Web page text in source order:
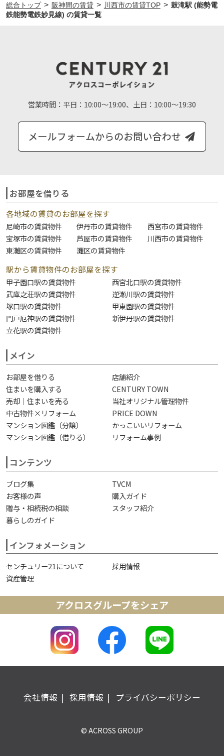
総合トップ > 阪神間の賃貸 > 川西市の賃貸TOP > 鼓滝駅 (能勢電
鉄能勢電鉄妙見線) の賃貸一覧
営業時間： 平日：10:00～19:00、土日：10:00～19:30
お部屋を借りる
各地域の賃貸のお部屋を探す
尼崎市の賃貸物件 伊丹市の賃貸物件
西宮市の賃貸物件
宝塚市の賃貸物件
芦屋市の賃貸物件
川西市の賃貸物件
東灘区の賃貸物件
灘区の賃貸物件
駅から賃貸物件のお部屋を探す
甲子園口駅の賃貸物件
西宮北口駅の賃貸物件
武庫之荘駅の賃貸物件
逆瀬川駅の賃貸物件
塚口駅の賃貸物件
甲東園駅の賃貸物件
門戸厄神駅の賃貸物件
新伊丹駅の賃貸物件
立花駅の賃貸物件
メイン
お部屋を借りる
店舗紹介
住まいを購入する
CENTURY TOWN
売却｜住まいを売る
当社オリジナル管理物件
中古物件×リフォーム
PRICE DOWN
マンション図鑑（分譲）
かっこいいリフォーム
マンション図鑑（借りる）
リフォーム事例
コンテンツ
ブログ集
TVCM
お客様の声
購入ガイド
贈与・相続税の相談
スタッフ紹介
暮らしのガイド
インフォメーション
センチュリー21について
採用情報
資産管理
アクロスグループをシェア
会社情報 採用情報 プライバシーポリシー
© ACROSS GROUP